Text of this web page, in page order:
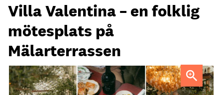
Villa Valentina – en folklig
mötesplats på
Mälarterrassen
FOTO: Urban Italian Group